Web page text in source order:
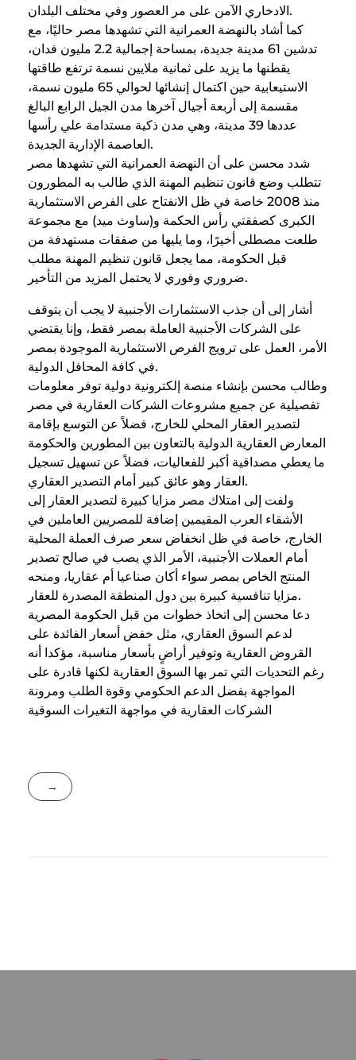
الادخاري الآمن على مر العصور وفي مختلف البلدان.
كما أشاد بالنهضة العمرانية التي تشهدها مصر حاليًا، مع
تدشين 61 مدينة جديدة، بمساحة إجمالية 2.2 مليون فدان،
يقطنها ما يزيد على ثمانية ملايين نسمة ترتفع طاقتها
الاستيعابية حين اكتمال إنشائها لحوالي 65 مليون نسمة،
مقسمة إلى أربعة أجيال آخرها مدن الجيل الرابع البالغ
عددها 39 مدينة، وهي مدن ذكية مستدامة علي رأسها
العاصمة الإدارية الجديدة.
شدد محسن على أن النهضة العمرانية التي تشهدها مصر
تتطلب وضع قانون تنظيم المهنة الذي طالب به المطورون
منذ 2008 خاصة في ظل الانفتاح على الفرص الاستثمارية
الكبرى كصفقتي رأس الحكمة و(ساوث ميد) مع مجموعة
طلعت مصطلى أخيرًا، وما يليها من صفقات مستهدفة من
قبل الحكومة، مما يجعل قانون تنظيم المهنة مطلب
ضروري وفوري لا يحتمل المزيد من التأخير.
أشار إلى أن جذب الاستثمارات الأجنبية لا يجب أن يتوقف
على الشركات الأجنبية العاملة بمصر فقط، وإنا يقتضي
الأمر، العمل على ترويج الفرص الاستثمارية الموجودة بمصر
في كافة المحافل الدولية.
وطالب محسن بإنشاء منصة إلكترونية دولية توفر معلومات
تفصيلية عن جميع مشروعات الشركات العقارية في مصر
لتصدير العقار المحلي للخارج، فضلاً عن التوسع بإقامة
المعارض العقارية الدولية بالتعاون بين المطورين والحكومة
ما يعطي مصداقية أكبر للفعاليات، فضلاً عن تسهيل تسجيل
العقار وهو عائق كبير أمام التصدير العقاري.
ولفت إلى امتلاك مصر مزايا كبيرة لتصدير العقار إلى
الأشقاء العرب المقيمين إضافة للمصريين العاملين في
الخارج، خاصة في ظل انخفاض سعر صرف العملة المحلية
أمام العملات الأجنبية، الأمر الذي يصب في صالح تصدير
المنتج الخاص بمصر سواء أكان صناعيا أم عقاريا، ومنحه
مزايا تنافسية كبيرة بين دول المنطقة المصدرة للعقار.
دعا محسن إلى اتخاذ خطوات من قبل الحكومة المصرية
لدعم السوق العقاري، مثل خفض أسعار الفائدة على
القروض العقارية وتوفير أراضٍ بأسعار مناسبة، مؤكدا أنه
رغم التحديات التي تمر بها السوق العقارية لكنها قادرة على
المواجهة بفضل الدعم الحكومي وقوة الطلب ومرونة
الشركات العقارية في مواجهة التغيرات السوقية